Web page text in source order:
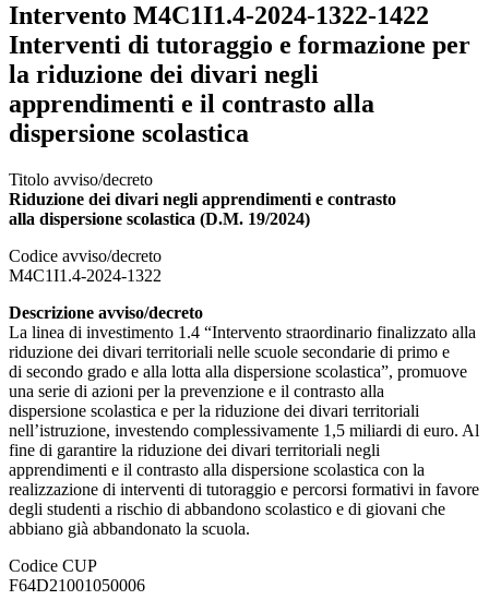
Intervento M4C1I1.4-2024-1322-1422
Interventi di tutoraggio e formazione per
la riduzione dei divari negli
apprendimenti e il contrasto alla
dispersione scolastica
Titolo avviso/decreto
Riduzione dei divari negli apprendimenti e contrasto
alla dispersione scolastica (D.M. 19/2024)
Codice avviso/decreto
M4C1I1.4-2024-1322
Descrizione avviso/decreto
La linea di investimento 1.4 “Intervento straordinario finalizzato alla
riduzione dei divari territoriali nelle scuole secondarie di primo e
di secondo grado e alla lotta alla dispersione scolastica”, promuove
una serie di azioni per la prevenzione e il contrasto alla
dispersione scolastica e per la riduzione dei divari territoriali
nell’istruzione, investendo complessivamente 1,5 miliardi di euro. Al
fine di garantire la riduzione dei divari territoriali negli
apprendimenti e il contrasto alla dispersione scolastica con la
realizzazione di interventi di tutoraggio e percorsi formativi in favore
degli studenti a rischio di abbandono scolastico e di giovani che
abbiano già abbandonato la scuola.
Codice CUP
F64D21001050006